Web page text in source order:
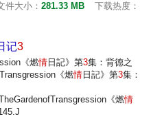
件大小： 281.33 MB
下载热度：
记3
《燃情 日記》第3集：背德之
《燃情 日記》第3集：
《燃情